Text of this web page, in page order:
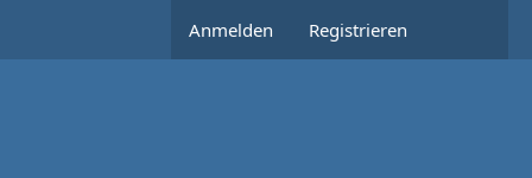
Anmelden Registrieren